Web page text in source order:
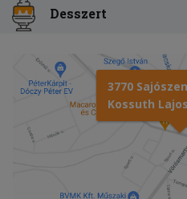
Desszert
3770
Kossuth